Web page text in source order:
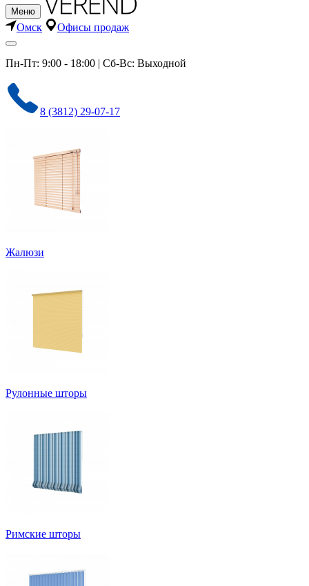
Меню
Омск Офисы продаж
Пн-Пт: 9:00 - 18:00 | Сб-Вс: Выходной
8 (3812) 29-07-17
Жалюзи
Рулонные шторы
Римские шторы